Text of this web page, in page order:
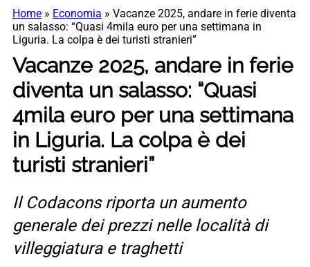
Home » Economia » Vacanze 2025, andare in ferie diventa
un salasso: “Quasi 4mila euro per una settimana in
Liguria. La colpa è dei turisti stranieri”
Vacanze 2025, andare in ferie
diventa un salasso: “Quasi
4mila euro per una settimana
in Liguria. La colpa è dei
turisti stranieri”
Il Codacons riporta un aumento
generale dei prezzi nelle località di
villeggiatura e traghetti